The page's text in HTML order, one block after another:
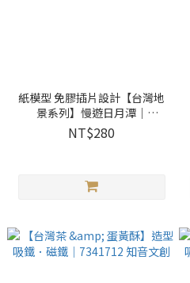
紙模型 免膠插片設計【台灣地
景系列】慢遊日月潭｜
9026815 紙風景
NT$280